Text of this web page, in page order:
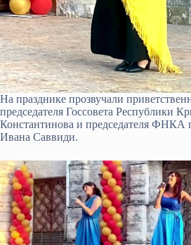
На празднике прозвучали
председателя Госсовета Республики
Константинова и председателя ФНКА
Ивана Саввиди.